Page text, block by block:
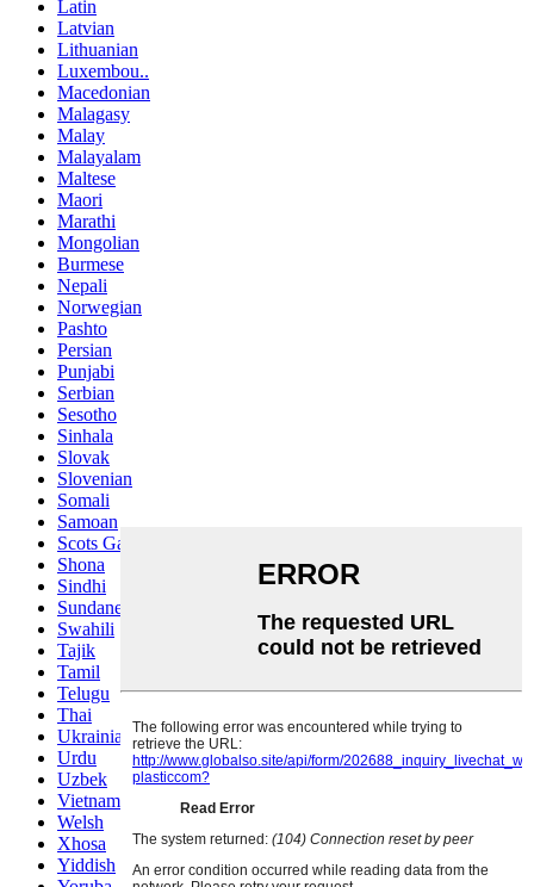
Latin
Latvian
Lithuanian
Luxembou..
Macedonian
Malagasy
Malay
Malayalam
Maltese
Maori
Marathi
Mongolian
Burmese
Nepali
Norwegian
Pashto
Persian
Punjabi
Serbian
Sesotho
Sinhala
Slovak
Slovenian
Somali
Samoan
Scots Gaelic
Shona
Sindhi
Sundanese
Swahili
Tajik
Tamil
Telugu
Thai
Ukrainian
Urdu
Uzbek
Vietnamese
Welsh
Xhosa
Yiddish